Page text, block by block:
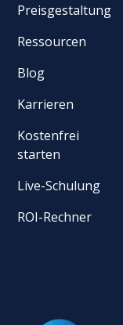
Preisgestaltung
Ressourcen
Blog
Karrieren
Kostenfrei
starten
Live-Schulung
ROI-Rechner